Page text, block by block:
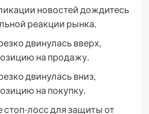
новостей дождитесь
реакции рынка.
двинулась вверх,
на продажу.
двинулась вниз,
на покупку.
стоп-лосс для защиты от